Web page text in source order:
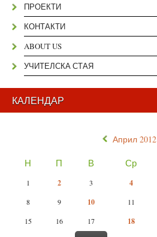
ПРОЕКТИ
КОНТАКТИ
ABOUT US
УЧИТЕЛСКА СТАЯ
КАЛЕНДАР
« Април 2012
Н П В Ср
1 2 3 4
8
9 10 11
15
16 17 18